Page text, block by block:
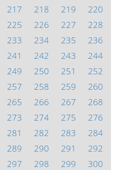
217 218 219
220
225 226 227
228
233 234 235
236
241 242 243
244
249 250 251
252
257 258 259
260
265 266 267
268
273 274 275
276
281 282 283
284
289 290 291
292
297 298 299
300